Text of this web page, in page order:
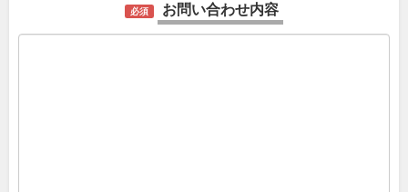
必須 お問い合わせ内容